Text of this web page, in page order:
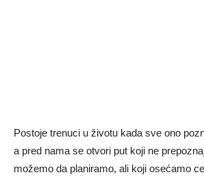
Postoje trenuci u životu kada sve ono
a pred nama se otvori put koji ne
možemo da planiramo, ali koji osećamo